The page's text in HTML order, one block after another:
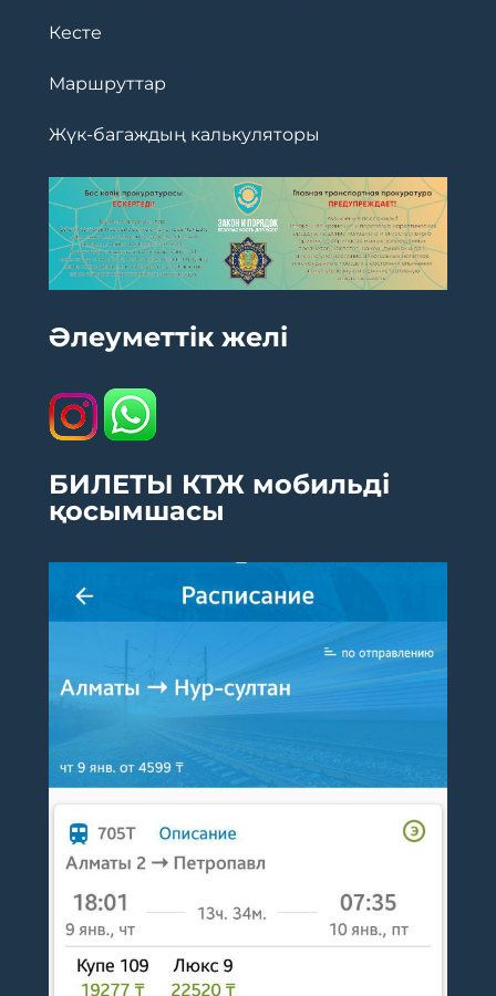
Кесте
Маршруттар
Жүк-багаждың калькуляторы
Әлеуметтік желі
БИЛЕТЫ КТЖ мобильді
қосымшасы